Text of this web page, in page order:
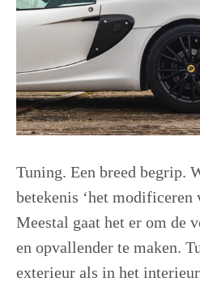
Tuning. Een breed begrip.
betekenis ‘het modificeren
Meestal gaat het er om de
en opvallender te maken.
exterieur als in het